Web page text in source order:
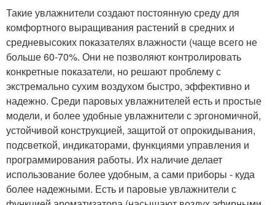
Такие увлажнители создают постоянную среду для
комфортного выращивания растений в средних и
средневысоких показателях влажности (чаще всего не
больше 60-70%. Они не позволяют контролировать
конкретные показатели, но решают проблему с
экстремально сухим воздухом быстро, эффективно и
надежно. Среди паровых увлажнителей есть и простые
модели, и более удобные увлажнители с эргономичной,
устойчивой конструкцией, защитой от опрокидывания,
подсветкой, индикаторами, функциями управления и
программирования работы. Их наличие делает
использование более удобным, а сами приборы - куда
более надежными. Есть и паровые увлажнители с